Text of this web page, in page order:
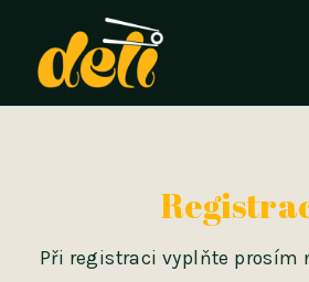
Při registraci vyplňte prosím